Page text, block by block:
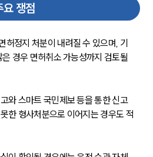
쟁점
허정지 처분이 내려질 수 있으며, 기
경우 면허취소 가능성까지 검토될
와 스마트 국민제보 등을 통한 신고
한 형사처분으로 이어지는 경우도 적